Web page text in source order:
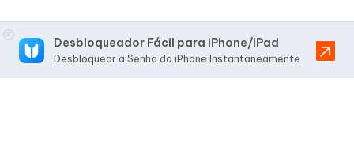
Desbloqueador Fácil para iPhone/iPad
Desbloquear a Senha do iPhone Instantaneamente